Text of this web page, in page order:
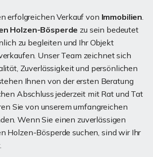
erfolgreichen Verkauf von Immobilien.
Holzen-Bösperde zu sein bedeutet
zu begleiten und Ihr Objekt
Unser Team zeichnet sich
Zuverlässigkeit und persönlichen
Ihnen von der ersten Beratung
Abschluss jederzeit mit Rat und Tat
Sie von unserem umfangreichen
Wenn Sie einen zuverlässigen
Holzen-Bösperde suchen, sind wir Ihr